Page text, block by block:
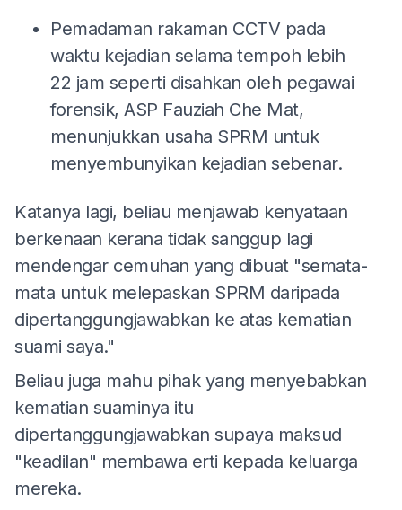
Pemadaman rakaman CCTV pada
waktu kejadian selama tempoh lebih
22 jam seperti disahkan oleh pegawai
forensik, ASP Fauziah Che Mat,
menunjukkan usaha SPRM untuk
menyembunyikan kejadian sebenar.
Katanya lagi, beliau menjawab kenyataan
berkenaan kerana tidak sanggup lagi
mendengar cemuhan yang dibuat "semata-
mata untuk melepaskan SPRM daripada
dipertanggungjawabkan ke atas kematian
suami saya."
Beliau juga mahu pihak yang menyebabkan
kematian suaminya itu
dipertanggungjawabkan supaya maksud
"keadilan" membawa erti kepada keluarga
mereka.